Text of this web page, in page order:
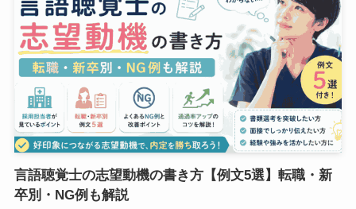
言語聴覚士の志望動機の書き方【例文5選】転職・新
卒別・NG例も解説